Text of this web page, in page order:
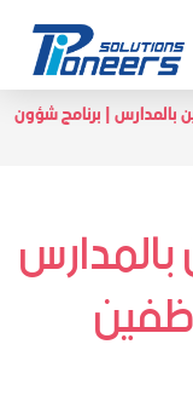
بالمدارس | برنامج شؤون